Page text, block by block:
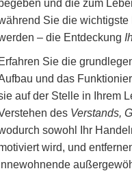
begeben und die zum
Sie die
– die Entdeckung
Erfahren Sie die
und das
auf der Stelle in Ihrem
des Verstands,
sowohl Ihr
wird, und